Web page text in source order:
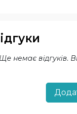
Ще немає відгуків.